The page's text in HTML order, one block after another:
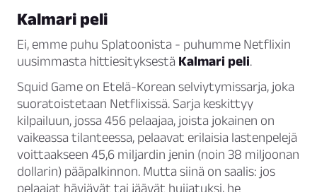
Kalmari peli
Ei, emme puhu Splatoonista - puhumme Netflixin
uusimmasta hittiesityksestä Kalmari peli.
Squid Game on Etelä-Korean selviytymissarja, joka
suoratoistetaan Netflixissä. Sarja keskittyy
kilpailuun, jossa 456 pelaajaa, joista jokainen on
vaikeassa tilanteessa, pelaavat erilaisia lastenpelejä
voittaakseen 45,6 miljardin jenin (noin 38 miljoonan
dollarin) pääpalkinnon. Mutta siinä on saalis: jos
pelaajat häviävät tai jäävät huijatuksi, he